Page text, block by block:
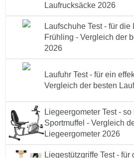
Laufrucksäcke 2026
Laufschuhe Test - für die
Frühling - Vergleich der
2026
Laufuhr Test - für ein
Vergleich der besten
Liegeergometer Test -
Sportmuffel - Vergleich
Liegeergometer 2026
Liegestützgriffe Test - für